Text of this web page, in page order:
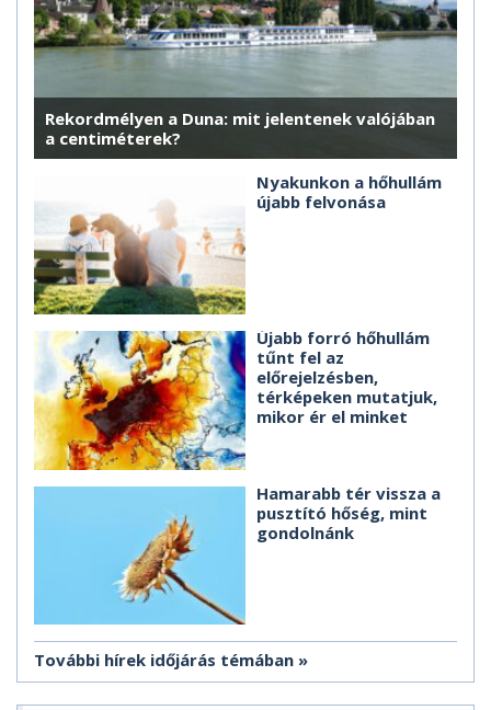
Rekordmélyen a Duna: mit jelentenek valójában
a centiméterek?
Nyakunkon a hőhullám
újabb felvonása
Újabb forró hőhullám
tűnt fel az
előrejelzésben,
térképeken mutatjuk,
mikor ér el minket
Hamarabb tér vissza a
pusztító hőség, mint
gondolnánk
További hírek időjárás témában